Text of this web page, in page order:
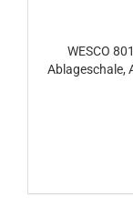
WESCO
Ablageschale,